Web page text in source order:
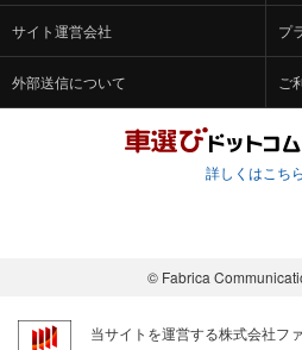
サイト運営会社 プ
外部送信について ご
詳しくはこちら
© Fabrica
当サイトを運営する株式会社フ